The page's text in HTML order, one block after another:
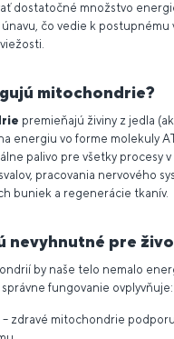
dostatočné množstvo
čo vedie k postupnému
mitochondrie?
premieňajú živiny z jedla
energiu vo forme molekuly
palivo pre všetky procesy
pracovania nervového
buniek a regenerácie tkanív.
nevyhnutné pre
by naše telo nemalo
fungovanie ovplyvňuje:
– zdravé mitochondrie